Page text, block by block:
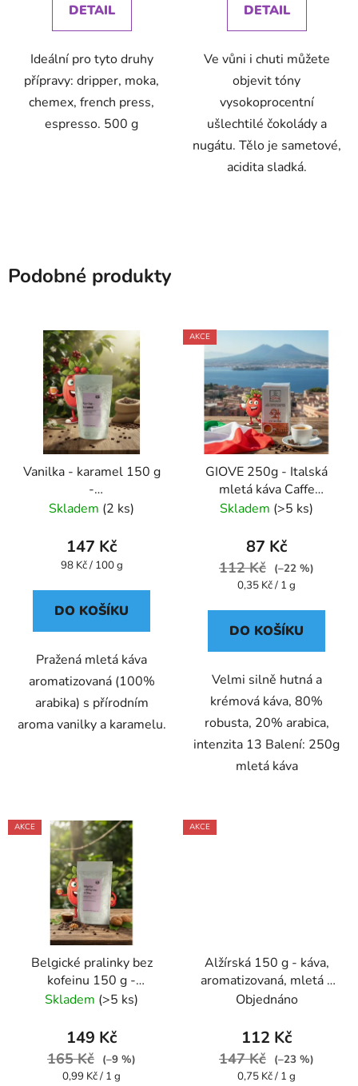
DETAIL
Ideální pro tyto druhy
přípravy: dripper, moka,
chemex, french press,
espresso. 500 g
DETAIL
Ve vůni i chuti můžete
objevit tóny
vysokoprocentní
ušlechtilé čokolády a
nugátu. Tělo je sametové,
acidita sladká.
Podobné produkty
Vanilka - karamel 150 g
-
káva,aromatizovaná,mletá
Skladem (2 ks)
147 Kč
Měrná
98 Kč / 100 g
DO KOŠÍKU
Pražená mletá káva
aromatizovaná (100%
arabika) s přírodním
aroma vanilky a karamelu.
AKCE
GIOVE 250g - Italská
mletá káva Caffe
Pompeii
Skladem (>5 ks)
87 Kč
112 Kč
(–22 %)
Měrná
0,35 Kč / 1 g
DO KOŠÍKU
Velmi silně hutná a
krémová káva, 80%
robusta, 20% arabica,
intenzita 13 Balení: 250g
mletá káva
AKCE
Belgické pralinky bez
kofeinu 150 g -
káva,aromatizovaná,mletá
Skladem (>5 ks)
149 Kč
165 Kč
(–9 %)
Měrná
0,99 Kč / 1 g
AKCE
Alžírská 150 g - káva,
aromatizovaná, mletá -
Oxalis
Objednáno
112 Kč
147 Kč
(–23 %)
Měrná
0,75 Kč / 1 g